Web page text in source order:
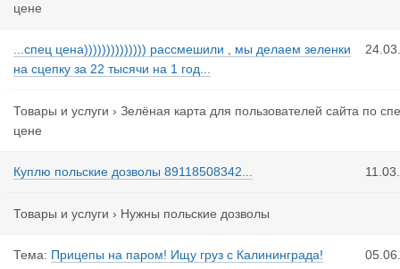
цене
...спец цена)))))))))))))) рассмешили , мы делаем зеленки
на сцепку за 22 тысячи на 1 год...
Товары и услуги › Зелёная карта для пользователей сайта по
цене
Куплю польские дозволы 89118508342...
Товары и услуги › Нужны польские дозволы
Тема: Прицепы на паром! Ищу груз с Калининграда!